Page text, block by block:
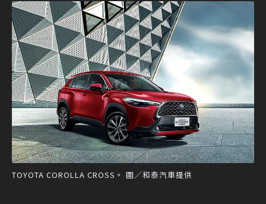
TOYOTA COROLLA CROSS。 圖／和泰汽車提供